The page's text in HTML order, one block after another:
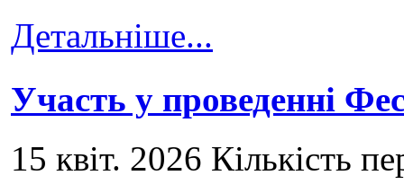
Детальніше...
Участь у проведенні
15 квіт. 2026 Кількість